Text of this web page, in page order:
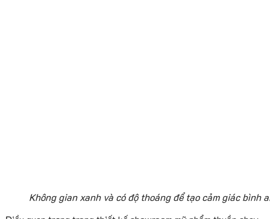
Không gian xanh và có độ thoáng để tạo cảm giác bình